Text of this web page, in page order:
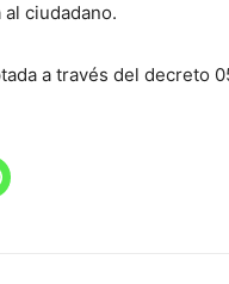
ciudadano.
a través del decreto